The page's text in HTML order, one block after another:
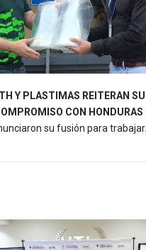
Y PLASTIMAS REITERAN SU
CON HONDURAS
su fusión para trabajar.